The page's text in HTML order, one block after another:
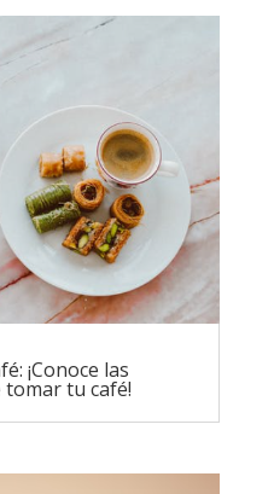
¡Conoce las
tu café!